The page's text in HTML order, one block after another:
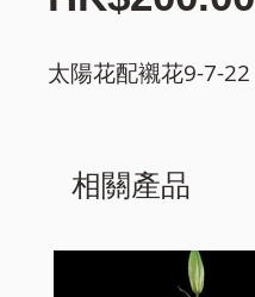
太陽花配襯花9-7-22
相關產品